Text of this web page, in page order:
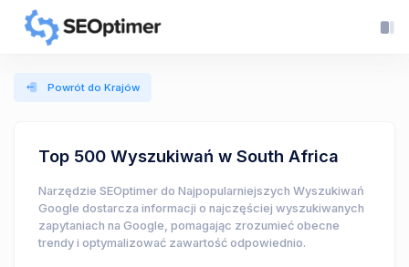
Powrót do Krajów
Top 500 Wyszukiwań w South Africa
Narzędzie SEOptimer do Najpopularniejszych Wyszukiwań
Google dostarcza informacji o najczęściej wyszukiwanych
zapytaniach na Google, pomagając zrozumieć obecne
trendy i optymalizować zawartość odpowiednio.